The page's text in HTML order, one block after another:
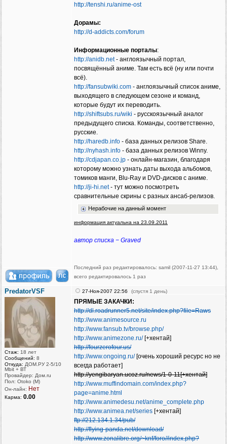
http://tenshi.ru/anime-ost
Дорамы:
http://d-addicts.com/forum
Информационные порталы:
http://anidb.net- англоязычный портал,
посвящённый аниме. Там есть всё (ну или почти
всё).
http://fansubwiki.com - англоязычный список аниме,
выходящего в следующем сезоне и команд,
которые будут их переводить.
http://shiftsubs.ru/wiki - русскоязычный аналог
предыдущего списка. Команды, соответственно,
русские.
http://haredb.info - база данных релизов Share.
http://nyhash.info - база данных релизов Winny.
http://cdjapan.co.jp - онлайн-магазин, благодаря
которому можно узнать даты выхода альбомов,
томиков манги, Blu-Ray и DVD-дисков с аниме.
http://ji-hi.net- тут можно посмотреть
сравнительные скрины с разных ансаб-релизов.
Нерабочие на данный момент
информация актуальна на 23.09.2011
автор списка − Graved
Последний раз редактировалось: samil (2007-11-27 13:44),
всего редактировалось 1 раз
PredatorVSF
Стаж: 18 лет
Сообщений: 8
Откуда: ДОМ.РУ 2-5/10
Mbit + ВТ
Провайдер: Дом.ru
Пол: Otoko (M)
Он-лайн: Нет
Карма: 0.00
27-Ноя-2007 22:56 (спустя 1 день)
ПРЯМЫЕ ЗАКАЧКИ:
http://dl.roadrunner5.net/site/index.php?file=Raws
http://www.animesource.ru
http://www.fansub.tv/browse.php/
http://www.animezone.ru/[+хентай]
http://fourzerofour.us/
http://www.ongoing.ru/[очень хороший ресурс но не
всегда работает]
http://yengibaryan.ucoz.ru/news/1-0-11[+хентай]
http://www.muffindomain.com/index.php?
page=anime.html
http://www.animedesu.net/anime_complete.php
http://www.animea.net/series [+хентай]
ftp://212.134.1.34/pub/
http://flying-panda.net/download/
http://www.zonalibre.org/~knf/foro//index.php?